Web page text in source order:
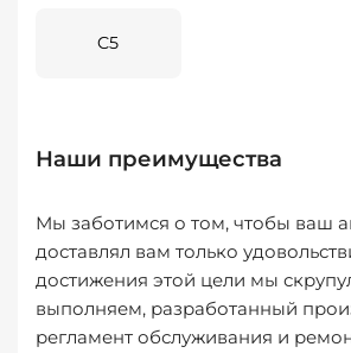
C5
Наши преимущества
Мы заботимся о том, чтобы ваш
доставлял вам только
достижения этой цели мы
выполняем, разработанный
регламент обслуживания и